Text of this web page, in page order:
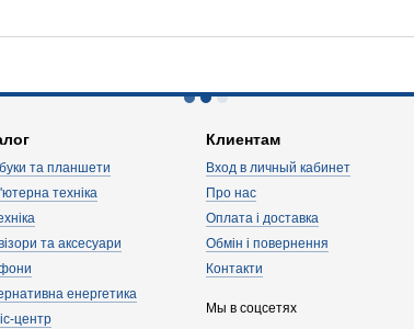
та планшети
техніка
та аксесуари
енергетика
центр
Клиентам
Вход в личный кабинет
Про нас
Оплата і доставка
Обмін і повернення
Контакти
Мы в соцсетях